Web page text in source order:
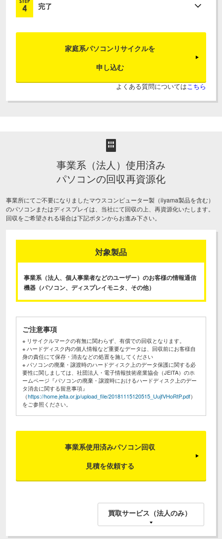
完了
家庭系パソコンリサイクルを
申し込む
よくある質問についてはこちら
事業系（法人）使用済み
パソコンの回収再資源化
事業所にてご不要になりましたマウスコンピューター製（iiyama製品を含む）
のパソコンまたはディスプレイは、 当社にて回収の上、再資源化いたします。
回収をご希望される場合は下記ボタンからお進み下さい。
対象製品
事業系（法人、個人事業者などのユーザー）のお客様の情報通信
機器（パソコン、ディスプレイモニタ、その他）
ご注意事項
※ リサイクルマークの有無に関わらず、有償での回収となります。
※ ハードディスク内の個人情報など重要なデータは、回収前にお客様自
身の責任にて保存・消去などの処置を施してください
※ パソコンの廃棄・譲渡時のハードディスク上のデータ保護に関する必
要性に関しましては、社団法人・電子情報技術産業協会（JEITA）のホ
ームページ『パソコンの廃棄・譲渡時におけるハードディスク上のデー
タ消去に関する留意事項』
（https://home.jeita.or.jp/upload_file/20181115120515_UujfVHoRtP.pdf）
をご参照ください。
事業系使用済みパソコン回収
見積を依頼する
買取サービス（法人のみ）